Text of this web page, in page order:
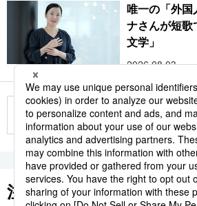
唯一の「外
ナさんが短
文学」
2026.08.03
もっと見る
注目のキーワード